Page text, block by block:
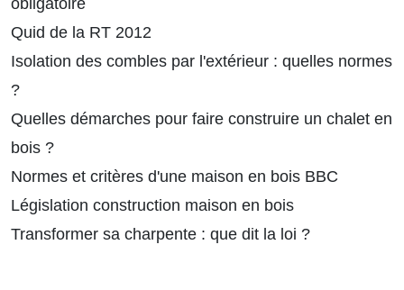
obligatoire
Quid de la RT 2012
Isolation des combles par l'extérieur : quelles normes
?
Quelles démarches pour faire construire un chalet en
bois ?
Normes et critères d'une maison en bois BBC
Législation construction maison en bois
Transformer sa charpente : que dit la loi ?